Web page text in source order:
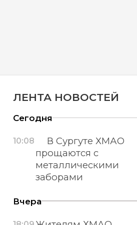
ЛЕНТА НОВОСТЕЙ
Сегодня
10:08
В Сургуте ХМАО
прощаются с
металлическими
заборами
Вчера